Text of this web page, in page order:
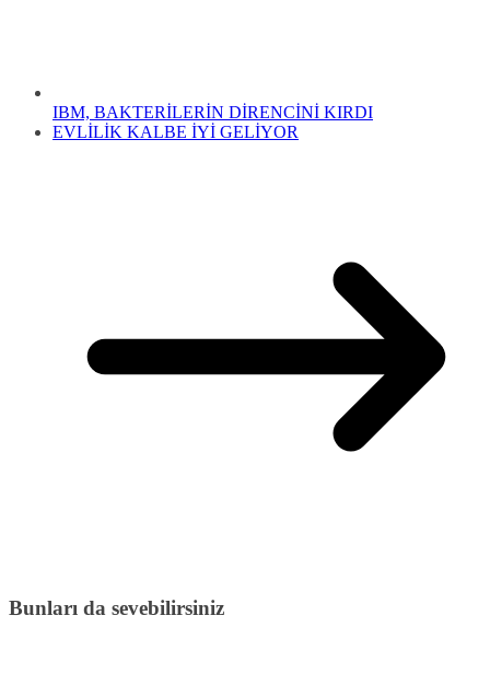
IBM, BAKTERİLERİN DİRENCİNİ KIRDI
EVLİLİK KALBE İYİ GELİYOR
Bunları da sevebilirsiniz